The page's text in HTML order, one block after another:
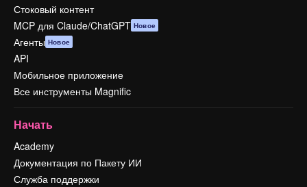
Стоковый контент
MCP для Claude/ChatGPT Новое
Агенты Новое
API
Мобильное приложение
Все инструменты Magnific
Начать
Academy
Документация по Пакету ИИ
Служба поддержки